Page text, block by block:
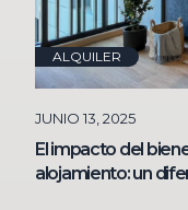
ALQUILER
JUNIO 13, 2025
El impacto del
alojamiento: un